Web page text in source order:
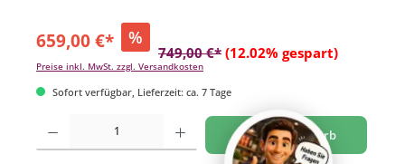
659,00 €* %
749,00 €* (12.02% gespart)
Preise inkl. MwSt. zzgl. Versandkosten
Sofort verfügbar, Lieferzeit: ca. 7 Tage
Produkt Anzahl: Gib den gewünschten Wert ein oder benutze die Schaltflächen um
In den Warenkorb